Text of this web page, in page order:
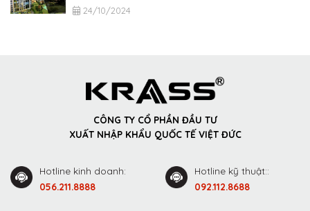
24/10/2024
CÔNG TY CỔ PHẦN ĐẦU TƯ
XUẤT NHẬP KHẨU QUỐC TẾ VIỆT ĐỨC
Hotline kinh doanh:
056.211.8888
Hotline kỹ thuật::
092.112.8688